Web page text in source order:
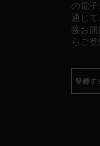
の電
通じて
接お届
らご登
登録す